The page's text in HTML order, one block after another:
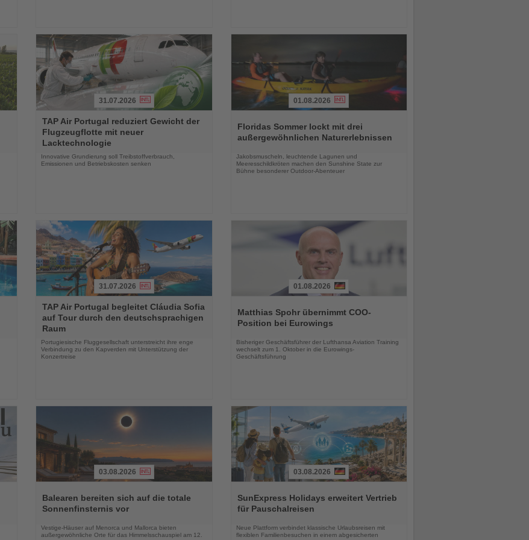
Sie
die
Nachrichten
31.07.2026
TAP Air Portugal reduziert Gewicht der
Flugzeugflotte mit neuer
Lacktechnologie
Innovative Grundierung soll Treibstoffverbrauch,
Emissionen und Betriebskosten senken
Sie
die
Nachrichten
01.08.2026
Floridas Sommer lockt mit drei
außergewöhnlichen Naturerlebnissen
Jakobsmuscheln, leuchtende Lagunen und
Meeresschildkröten machen den Sunshine State zur
Bühne besonderer Outdoor-Abenteuer
Sie
die
Nachrichten
31.07.2026
TAP Air Portugal begleitet Cláudia Sofia
auf Tour durch den deutschsprachigen
Raum
Portugiesische Fluggesellschaft unterstreicht ihre enge
Verbindung zu den Kapverden mit Unterstützung der
Konzertreise
Sie
die
01.08.2026
Matthias Spohr übernimmt COO-
Position bei Eurowings
Bisheriger Geschäftsführer der Lufthansa Aviation Training
wechselt zum 1. Oktober in die Eurowings-
Geschäftsführung
Sie
die
03.08.2026
Balearen bereiten sich auf die totale
Sonnenfinsternis vor
Vestige-Häuser auf Menorca und Mallorca bieten
außergewöhnliche Orte für das Himmelsschauspiel am 12.
Sie
die
03.08.2026
SunExpress Holidays erweitert Vertrieb
für Pauschalreisen
Neue Plattform verbindet klassische Urlaubsreisen mit
flexiblen Familienbesuchen in einem abgesicherten